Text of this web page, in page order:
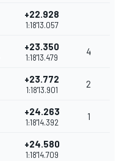
+22.928
1:18'13.057
+23.350
1:18'13.479
4
+23.772
1:18'13.901
2
+24.263
1:18'14.392
1
+24.580
1:18'14.709